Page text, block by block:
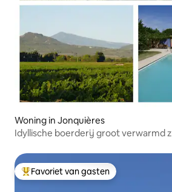
Woning in Jonquières
Idyllische boerderij groot verwarmd
Topfavoriet van gasten
Favoriet van gasten